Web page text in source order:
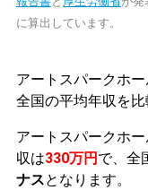
に算出しています。
アートスパークホ
全国の平均年収を比
アートスパークホ
収は330万円 で、全
ナスとなります。